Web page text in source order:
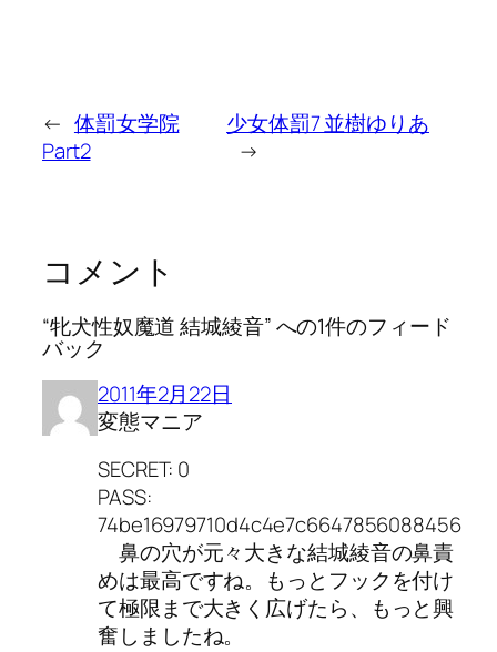
← 体罰女学院
Part2
少女体罰7 並樹ゆりあ
→
コメント
“牝犬性奴魔道 結城綾音” への1件のフィード
バック
2011年2月22日
変態マニア
SECRET: 0
PASS:
74be16979710d4c4e7c6647856088456
鼻の穴が元々大きな結城綾音の鼻責
めは最高ですね。もっとフックを付け
て極限まで大きく広げたら、もっと興
奮しましたね。